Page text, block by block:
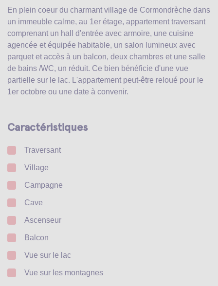
En plein coeur du charmant village de Cormondrèche dans
un immeuble calme, au 1er étage, appartement traversant
comprenant un hall d'entrée avec armoire, une cuisine
agencée et équipée habitable, un salon lumineux avec
parquet et accès à un balcon, deux chambres et une salle
de bains /WC, un réduit. Ce bien bénéficie d'une vue
partielle sur le lac. L'appartement peut-être reloué pour le
1er octobre ou une date à convenir.
Caractéristiques
Traversant
Village
Campagne
Cave
Ascenseur
Balcon
Vue sur le lac
Vue sur les montagnes